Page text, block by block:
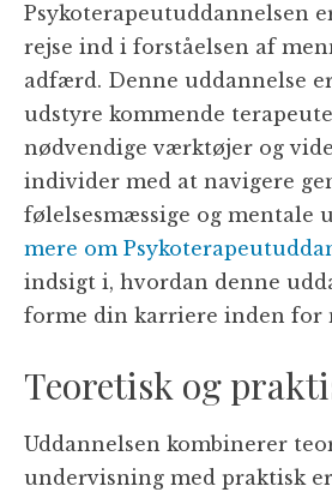
Psykoterapeutuddannelsen
rejse ind i forståelsen af
adfærd. Denne uddannelse
udstyre kommende
nødvendige værktøjer og
individer med at navigere
følelsesmæssige og mentale
mere om
indsigt i, hvordan denne
forme din karriere inden for
Teoretisk og
Uddannelsen kombinerer
undervisning med praktisk